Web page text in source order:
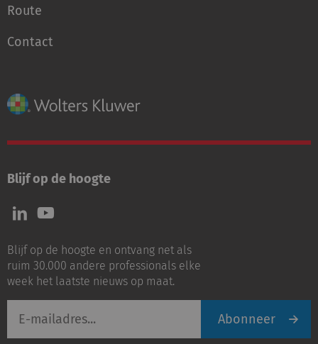
Route
Contact
Blijf op de hoogte
Volg
ons
LinkedIn
Volg
ons
Youtube
Blijf op de hoogte en ontvang net als
ruim 30.000 andere professionals elke
week het laatste nieuws op maat.
mailadres
Abonneer